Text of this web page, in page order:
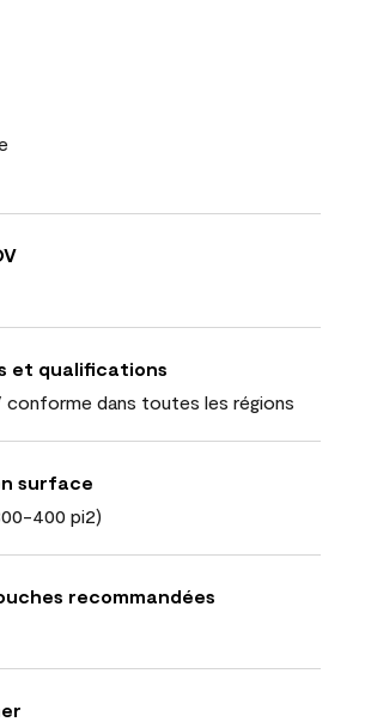
et qualifications
conforme dans toutes les régions
surface
400 pi2)
recommandées